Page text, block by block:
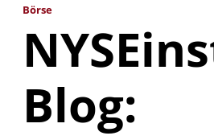
Börse
Blog: